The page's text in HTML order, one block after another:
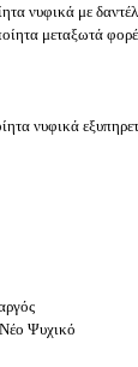
νυφικά με
μεταξωτά
νυφικά
Ψυχικό